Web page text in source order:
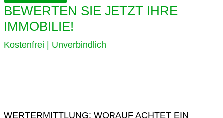
BEWERTEN SIE JETZT IHRE
IMMOBILIE!
Kostenfrei | Unverbindlich
WERTERMITTLUNG: WORAUF ACHTET EIN